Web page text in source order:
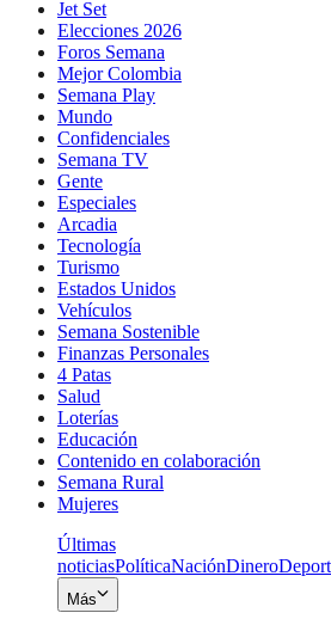
Jet Set
Elecciones 2026
Foros Semana
Mejor Colombia
Semana Play
Mundo
Confidenciales
Semana TV
Gente
Especiales
Arcadia
Tecnología
Turismo
Estados Unidos
Vehículos
Semana Sostenible
Finanzas Personales
4 Patas
Salud
Loterías
Educación
Contenido en colaboración
Semana Rural
Mujeres
Últimas
noticiasPolíticaNaciónDinero
Más